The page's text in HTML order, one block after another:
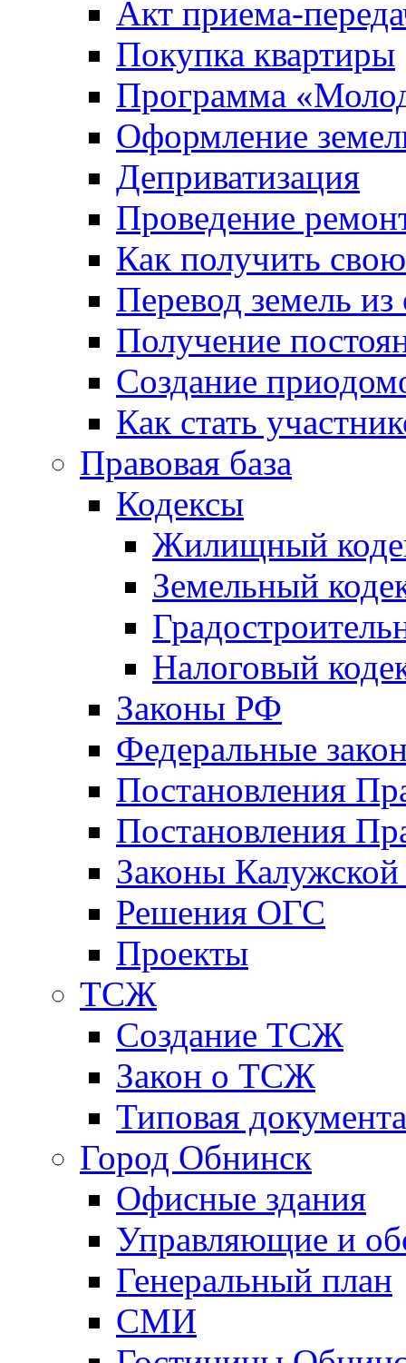
Акт приема-
Покупка квартиры
Программа
Оформление
Деприватизация
Проведение
Как получить
Перевод земель
Получение
Создание
Как стать
Правовая база
Кодексы
Жилищный
Земельный
Налоговый
Законы РФ
Федеральные
Постановления
Постановления
Законы Калужской
Решения ОГС
Проекты
ТСЖ
Создание ТСЖ
Закон о ТСЖ
Типовая
Город Обнинск
Офисные здания
Управляющие и
Генеральный план
СМИ